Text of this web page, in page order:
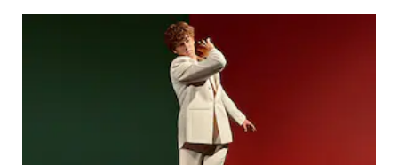
Campagne Pubblicitarie